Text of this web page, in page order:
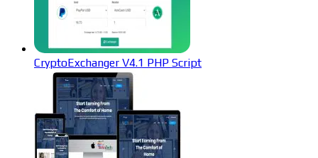
CryptoExchanger V4.1 PHP Script